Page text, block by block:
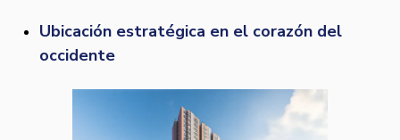
Ubicación estratégica en el corazón del
occidente